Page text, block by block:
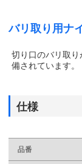
バリ取り用ナ
切り口のバリ取
備されています。
仕様
品番